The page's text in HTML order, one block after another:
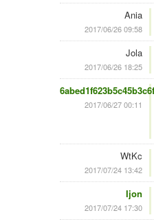
Ania
2017/06/26 09:58
Jola
2017/06/26 18:25
2017/06/27 00:11
WtKc
2017/07/24 13:42
Ijon
2017/07/24 17:30